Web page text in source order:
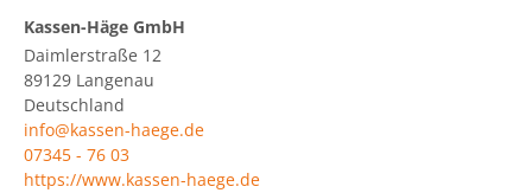
Kassen-Häge GmbH
Daimlerstraße 12
89129 Langenau
Deutschland
info@kassen-haege.de
07345 - 76 03
https://www.kassen-haege.de